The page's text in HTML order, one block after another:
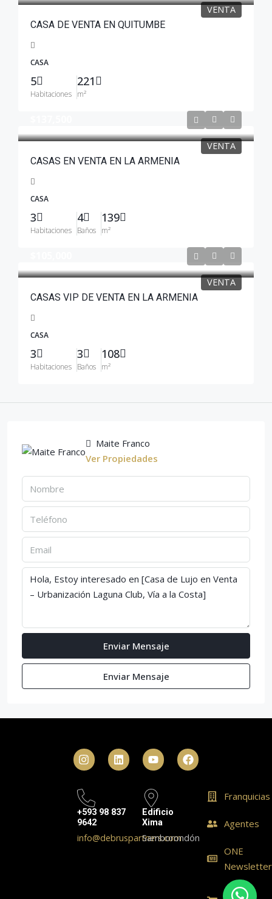
VENTA
CASA DE VENTA EN QUITUMBE
CASA
5
Habitaciones
221
m²
VENTA
CASAS EN VENTA EN LA ARMENIA
CASA
3
Habitaciones
4
Baños
139
m²
VENTA
CASAS VIP DE VENTA EN LA ARMENIA
CASA
3
Habitaciones
3
Baños
108
m²
Maite Franco
Ver Propiedades
Enviar Mensaje
Enviar Mensaje
+593 98 837
9642
info@debruspartners.com
Edificio
Xima
Samborondón
Franquicias
Agentes
ONE
Newsletter
ONE